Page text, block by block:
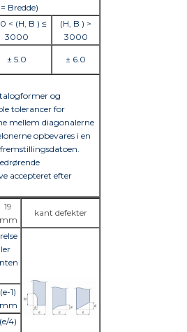
= Bredde)
< (H, B ) ≤
3000
(H, B ) >
3000
± 5.0 ± 6.0
og
tolerancer for
mellem diagonalerne
opbevares i en
accepteret efter
19
mm
kant defekter
(e-1)
mm
(e/4)